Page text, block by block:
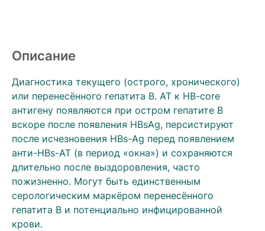
Описание
Диагностика текущего (острого, хронического)
или перенесённого гепатита В. АТ к HB-core
антигену появляются при остром гепатите В
вскоре после появления HBsAg, персистируют
после исчезновения HBs-Ag перед появлением
анти-HBs-АТ (в период «окна») и сохраняются
длительно после выздоровления, часто
пожизненно. Могут быть единственным
серологическим маркёром перенесённого
гепатита В и потенциально инфицированной
крови.